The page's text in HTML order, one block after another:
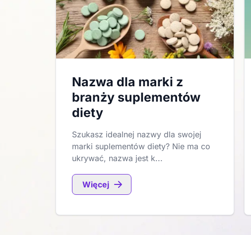
Nazwa dla marki z
branży suplementów
diety
Szukasz idealnej nazwy dla swojej
marki suplementów diety? Nie ma co
ukrywać, nazwa jest k...
Więcej